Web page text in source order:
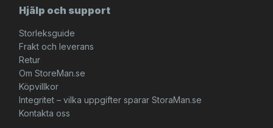
Hjälp och support
Storleksguide
Frakt och leverans
Retur
Om StoreMan.se
Köpvillkor
Integritet – vilka uppgifter sparar StoraMan.se
Kontakta oss